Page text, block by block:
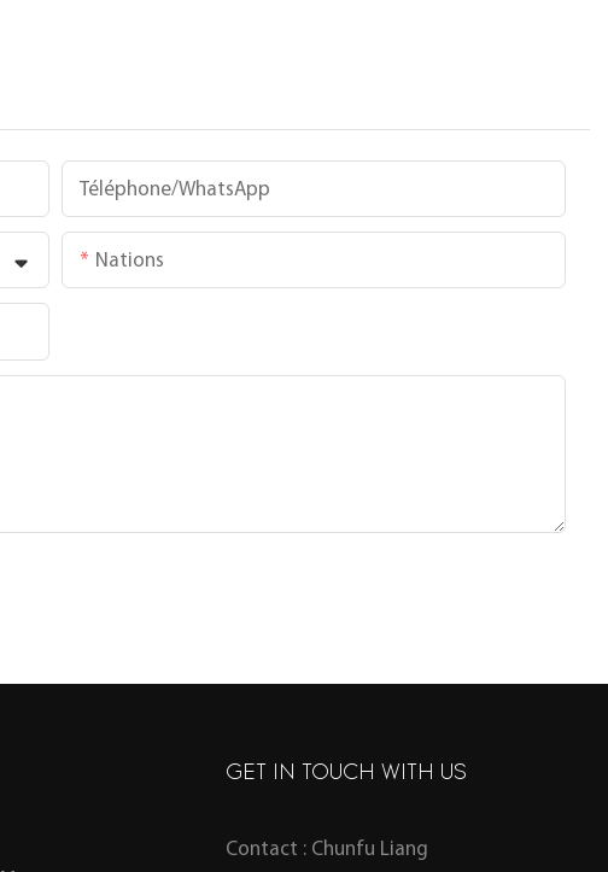
Téléphone/WhatsApp
Nations
GET IN TOUCH WITH US
Contact : Chunfu Liang